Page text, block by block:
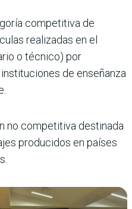
competitiva de
realizadas en el
o técnico) por
de enseñanza
no competitiva destinada
producidos en países